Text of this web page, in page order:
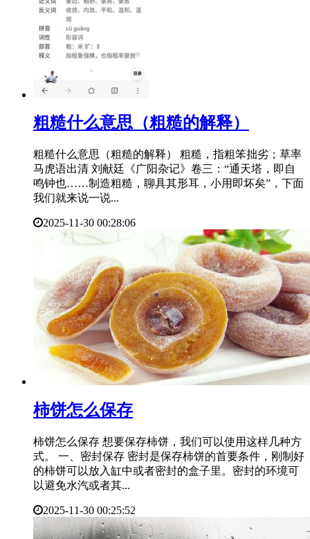
​粗糙什么意思（粗糙的解释）
粗糙什么意思（粗糙的解释） 粗糙，指粗笨拙劣；草率
马虎语出清 刘献廷《广阳杂记》卷三：“通天塔，即自
鸣钟也……制造粗糙，聊具其形耳，小用即坏矣”，下面
我们就来说一说...
2025-11-30 00:28:06
​柿饼怎么保存
柿饼怎么保存 想要保存柿饼，我们可以使用这样几种方
式。 一、密封保存 密封是保存柿饼的首要条件，刚制好
的柿饼可以放入缸中或者密封的盒子里。密封的环境可
以避免水汽或者其...
2025-11-30 00:25:52